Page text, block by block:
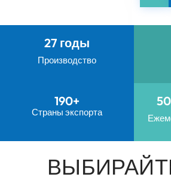
Производство
27 годы
Страны экспорта
190+